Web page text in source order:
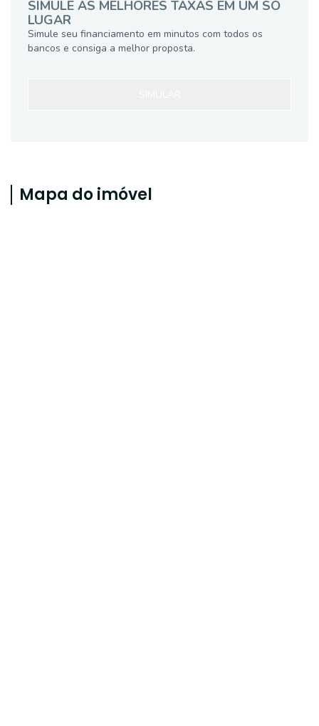
SIMULE AS MELHORES TAXAS EM UM SÓ
LUGAR
Simule seu financiamento em minutos com todos os
bancos e consiga a melhor proposta.
Mapa do imóvel